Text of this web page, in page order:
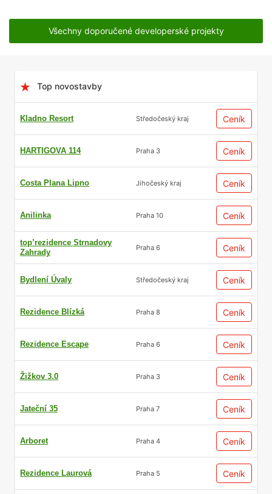
Všechny doporučené developerské projekty
Top novostavby
Kladno Resort Středočeský kraj Ceník
HARTIGOVA 114 Praha 3 Ceník
Costa Plana Lipno Jihočeský kraj Ceník
Anilinka Praha 10 Ceník
top’rezidence Strnadovy
Zahrady
Praha 6 Ceník
Bydlení Úvaly Středočeský kraj Ceník
Rezidence Blízká Praha 8 Ceník
Rezidence Escape Praha 6 Ceník
Žižkov 3.0 Praha 3 Ceník
Jateční 35 Praha 7 Ceník
Arboret Praha 4 Ceník
Rezidence Laurová Praha 5 Ceník